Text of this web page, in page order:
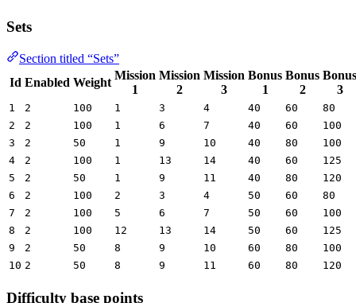
Sets
Section titled “Sets”
Id Enabled Weight
Mission
1
Mission
2
Mission
3
Bonus
1
Bonus
2
Bonus
3
1 2 100 1 3 4 40 60
80
2
2 100 1 6 7 40 60
100
3
2 50 1 9 10 40 80
100
4
2 100 1 13 14 40 60
125
5
2 50 1 9 11 40 80
120
6
2 100 2 3 4 50 60
80
7
2 100 5 6 7 50 60
100
8
2 100 12 13 14 50 60
125
9
2 50 8 9 10 60 80
100
10 2 50 8 9 11 60 80 120
Difficulty base points